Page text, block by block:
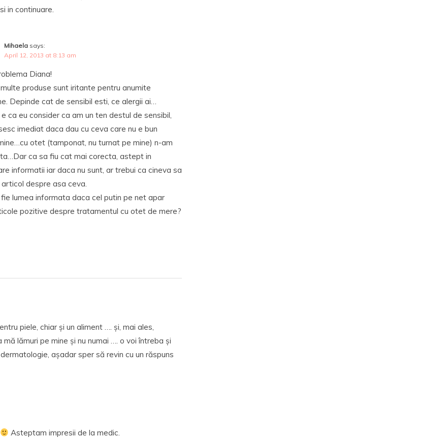
in continuare.
Mihaela says:
April 12, 2013 at 8:13 am
Diana!
produse sunt iritante pentru anumite
Depinde cat de sensibil esti, ce alergii ai…
ca eu consider ca am un ten destul de sensibil,
imediat daca dau cu ceva care nu e bun
otet (tamponat, nu turnat pe mine) n-am
ca sa fiu cat mai corecta, astept in
informatii iar daca nu sunt, ar trebui ca cineva sa
articol despre asa ceva.
fie lumea informata daca cel putin pe net apar
pozitive despre tratamentul cu otet de mere?
piele, chiar și un aliment …. și, mai ales,
lămuri pe mine și nu numai …. o voi întreba și
așadar sper să revin cu un răspuns
Asteptam impresii de la medic.